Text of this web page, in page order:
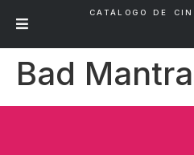
CATÁLOGO DE
Bad